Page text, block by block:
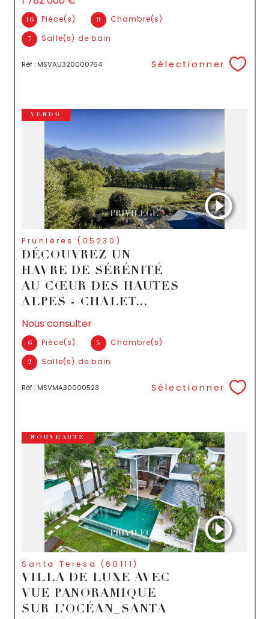
16 Pièce(s) 9 Chambre(s)
7 Salle(s) de bain
Réf : MSVAU320000764 Sélectionner
VENDU
Prunières (05230)
DÉCOUVREZ UN
HAVRE DE SÉRÉNITÉ
AU CŒUR DES HAUTES
ALPES - CHALET...
Nous consulter
6 Pièce(s) 5 Chambre(s)
2 Salle(s) de bain
Réf : MSVMA30000523 Sélectionner
NOUVEAUTÉ
Santa Teresa (60111)
VILLA DE LUXE AVEC
VUE PANORAMIQUE
SUR L’OCÉAN_SANTA